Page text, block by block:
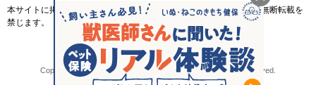
本サイトに掲載されている記事・写真・イラスト等のコンテンツの無断転載を
禁じます。
会社案内 個人情報保護法に基づく公表事項等
Copyright © Benesse Style Care Group Co.,Ltd. All Rights Reserved.